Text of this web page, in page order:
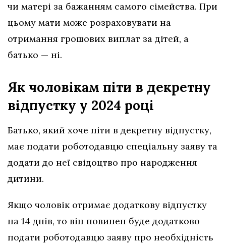
чи матері за бажанням самого сімейства. При
цьому мати може розраховувати на
отримання грошових виплат за дітей, а
батько — ні.
Як чоловікам піти в декретну
відпустку у 2024 році
Батько, який хоче піти в декретну відпустку,
має подати роботодавцю спеціальну заяву та
додати до неї свідоцтво про народження
дитини.
Якщо чоловік отримає додаткову відпустку
на 14 днів, то він повинен буде додатково
подати роботодавцю заяву про необхідність